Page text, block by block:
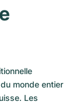
monde entier
Les